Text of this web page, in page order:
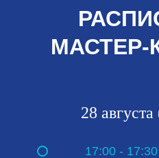
МАСТЕР-
28
17:00 - 17:30